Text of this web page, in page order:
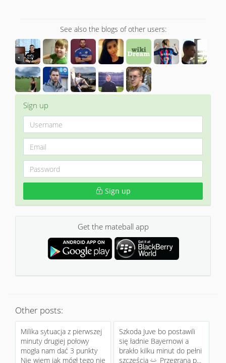
See also the blogs of other users:
Sign up
Sign up
Get the mateball app
Other posts:
Milika sytuacja z pierwszej
minuty drugiej połowy
mogła nam dać 3 punkty
Nie wiem jak mógł tego nie
Szkoda Juve bo postawili
się ładnie Bayernowi a
brakło kilku minut do pełni
szczęścia :) Przegrana p...